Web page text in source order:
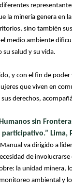
la minería genera en
sino también
medio ambiente
su salud y su vida.
y con el fin de
que viven en
derechos,
sin
Lima,
va dirigido a
de
la unidad minera,
ambiental y